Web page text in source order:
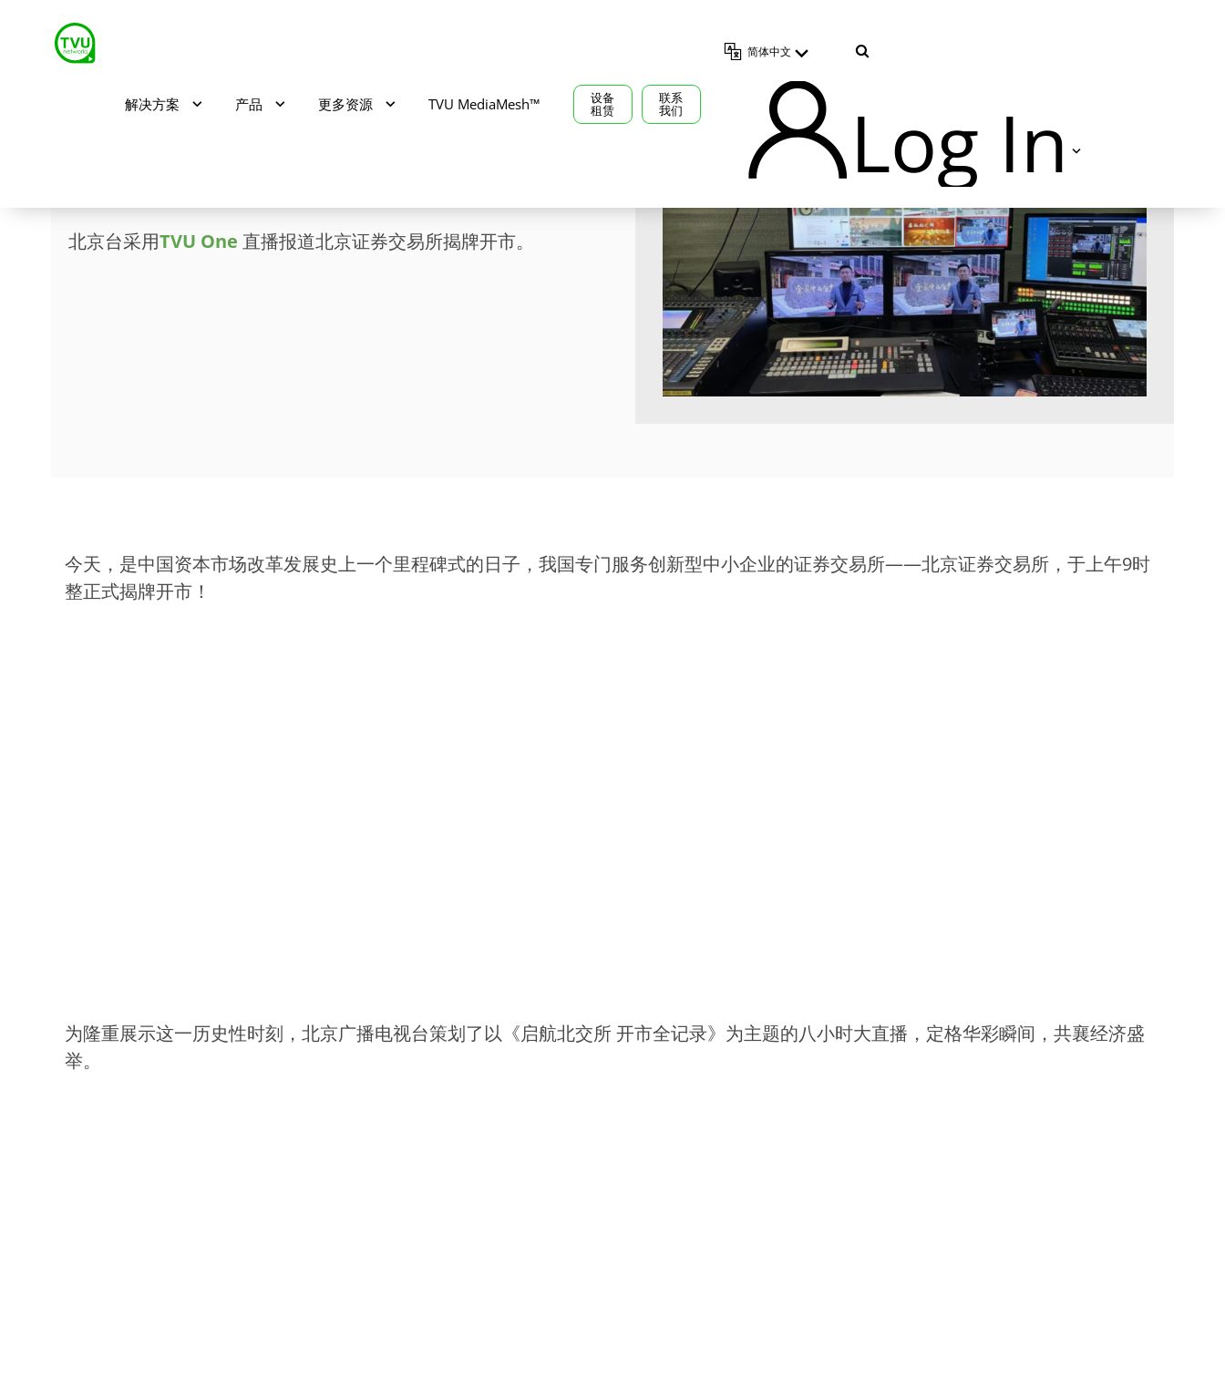
解决方案 产品 更多资源 TVU MediaMesh™ 设备
租赁
联系
我们
简体中文
Log In
TVU Producer 云导播
TVU Partyline 云互联
TVU Command Center 集中
管控系统
TVU Search 智媒体云
云解说
北京台采用TVU One 直播报道北京证券交易所揭牌开市。
今天，是中国资本市场改革发展史上一个里程碑式的日子，我国专门服务创新型中小企业的证券交易所——北京证券交易所，于上午9时
整正式揭牌开市！
为隆重展示这一历史性时刻，北京广播电视台策划了以《启航北交所 开市全记录》为主题的八小时大直播，定格华彩瞬间，共襄经济盛
举。